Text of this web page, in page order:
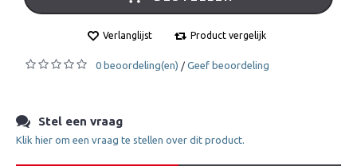
Verlanglijst Product vergelijk
0 beoordeling(en) / Geef beoordeling
Stel een vraag
Klik hier om een vraag te stellen over dit product.